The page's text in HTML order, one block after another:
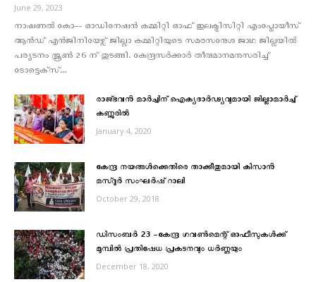
June 29, 2023
നാഷണൽ കോ–- ഓഡിനേഷൻ കമ്മിറ്റി ഓഫ് ഇലക്ട്രിസിറ്റി എംപ്ലോയീസ്
ആൻഡ് എൻജിനിയേഴ്സ് ജില്ലാ കമ്മിറ്റിയുടെ സമരസന്ദേശ ജാഥ ജില്ലയിൽ
പര്യടനം ജൂണ്‍ 26 ന് തുടങ്ങി. കേന്ദ്രസർക്കാർ തീരുമാനമനുസരിച്ച്
ടോട്ടെക്‌സ്‌...
രാജ്ഭവന്‍ മാര്‍ച്ചിന് ഐക്യദാര്‍ഢ്യവുമായി ജില്ലാമാര്‍ച്ച്
കണ്ണൂരില്‍
January 4, 2020
കേന്ദ്ര നയങ്ങള്‍ക്കെതിരെ താക്കീതുമായി കിസാന്‍
മസ്ദൂര്‍ സംഘര്‍ഷ് റാലി
October 29, 2018
ഡിസംബർ 23 -കേന്ദ്ര ഗവൺമെന്റ് ഓഫീസുകൾക്ക്
മുമ്പിൽ പ്രതിഷേധ പ്രകടനവും ധർണ്ണയും
December 18, 2020